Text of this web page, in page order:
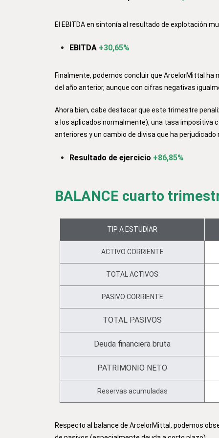
El EBITDA en sintonía al resultado de explotación
EBITDA +30,65%
Finalmente, podemos concluir que ArcelorMittal ha
del año anterior, aunque con cifras negativas
Ahora bien, cabe destacar que este trimestre
a los aplicados normalmente), una tasa impositiva
anteriores y un cambio de divisa que ha
Resultado de ejercicio +86,85%
BALANCE cuarto
TIP A ESTUDIAR
ACTIVO CORRIENTE
TOTAL ACTIVOS
PASIVO CORRIENTE
TOTAL PASIVOS
Deuda financiera bruta
PATRIMONIO NETO
Reservas acumuladas
Respecto al balance de ArcelorMittal, podemos